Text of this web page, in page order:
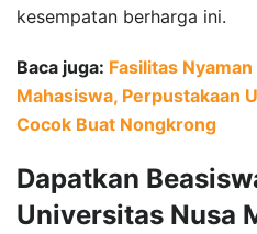
kesempatan berharga ini.
Baca juga: Fasilitas
Mahasiswa, Perpustakaan
Cocok Buat Nongkrong
Dapatkan
Universitas Nusa